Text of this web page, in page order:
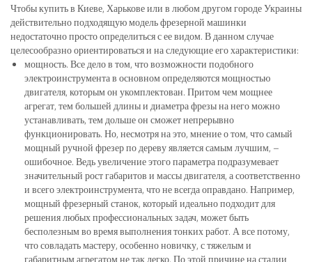
Чтобы купить в Киеве, Харькове или в любом другом городе Украины
действительно подходящую модель фрезерной машинки
недостаточно просто определиться с ее видом. В данном случае
целесообразно ориентироваться и на следующие его характеристики:
мощность. Все дело в том, что возможности подобного
электроинструмента в основном определяются мощностью
двигателя, которым он укомплектован. Притом чем мощнее
агрегат, тем большей длины и диаметра фрезы на него можно
устанавливать, тем дольше он сможет непрерывно
функционировать. Но, несмотря на это, мнение о том, что самый
мощный ручной фрезер по дереву является самым лучшим, –
ошибочное. Ведь увеличение этого параметра подразумевает
значительный рост габаритов и массы двигателя, а соответственно
и всего электроинструмента, что не всегда оправдано. Например,
мощный фрезерный станок, который идеально подходит для
решения любых профессиональных задач, может быть
бесполезным во время выполнения тонких работ. А все потому,
что совладать мастеру, особенно новичку, с тяжелым и
габаритным агрегатом не так легко. По этой причине на стадии